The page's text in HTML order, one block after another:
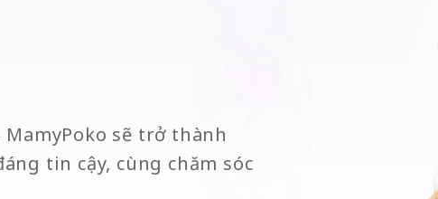
sẽ trở thành
tin cậy, cùng chăm sóc